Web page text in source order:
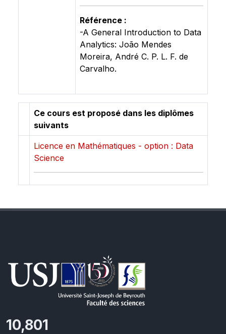
Référence :
-A General Introduction to Data
Analytics: João Mendes
Moreira, André C. P. L. F. de
Carvalho.
Ce cours est proposé dans les diplômes
suivants
Licence en Mathématiques - option : Data
Science
11,418